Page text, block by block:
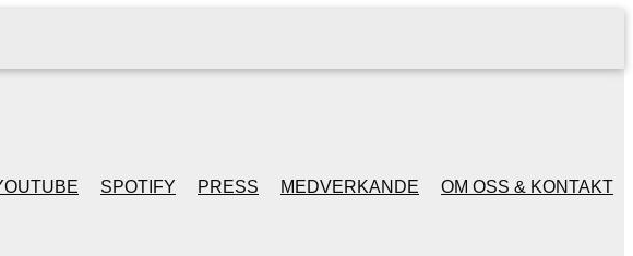
SPOTIFY PRESS MEDVERKANDE OM OSS & KONTAKT